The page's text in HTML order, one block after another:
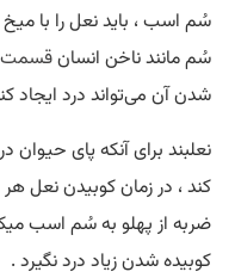
سُم اسب ، باید نعل را با
سُم مانند ناخن انسانقسمت
شدن آن می‌تواند درد ایجاد
نعلبند برای آنکه پای حیوان
کند ، در زمان کوبیدن نعل
ضربه از پهلو به سُم اسب
کوبیده شدن زیاد درد نگیرد .